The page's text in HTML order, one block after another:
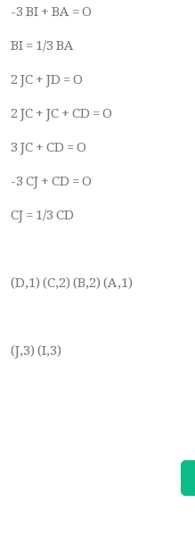
-3 BI + BA = O
BI = 1/3 BA
2 JC + JD = O
2 JC + JC + CD = O
3 JC + CD = O
-3 CJ + CD = O
CJ = 1/3 CD
(D,1) (C,2) (B,2) (A,1)
(J,3) (I,3)